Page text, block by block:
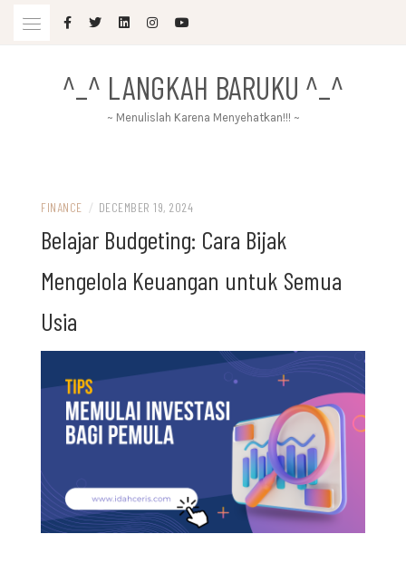
^_^ LANGKAH BARUKU ^_^
~ Menulislah Karena Menyehatkan!!! ~
FINANCE / DECEMBER 19, 2024
Belajar Budgeting: Cara Bijak
Mengelola Keuangan untuk Semua
Usia